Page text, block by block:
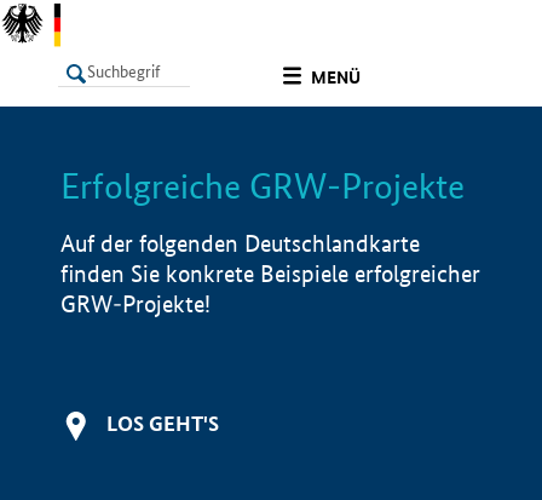
MENÜ
LISTE Info
Erfolgreiche GRW-Projekte
Auf der folgenden Deutschlandkarte
finden Sie konkrete Beispiele erfolgreicher
GRW-Projekte!
LOS GEHT'S